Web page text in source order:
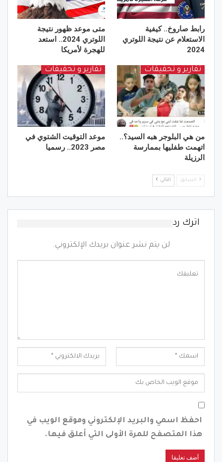
رابط صاروخ.. كيفية
الاستعلام عن نتيجة اللوتري
2024
متى موعد ظهور نتيجة
اللوتري 2024.. استعد
للهجرة لأمريكا
تقارير و تحقيقات
من هي البلوجر هبه السيد؟..
اتهمت طفليها بممارسة
الرزيلة
تقارير و تحقيقات
موعد التوقيت الشتوي في
مصر 2023.. رسميا
السابق التالي
اترك رد
لن يتم نشر عنوان بريدك الإلكتروني.
احفظ اسمي والبريد الإلكتروني وموقع الويب في
هذا المتصفح للمرة الأولى التي أعلق فيها.